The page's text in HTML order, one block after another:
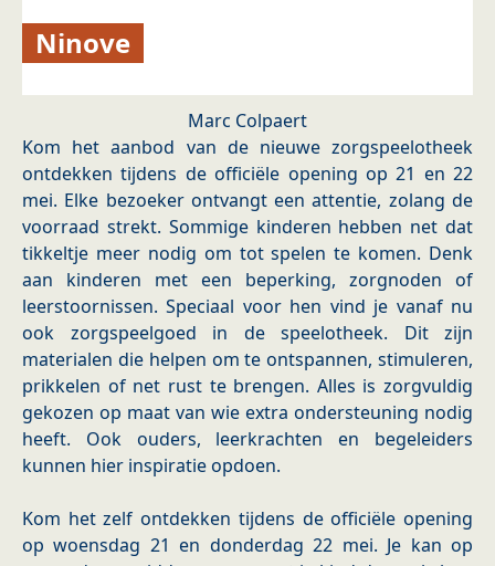
Ninove
Marc Colpaert
Kom het aanbod van de nieuwe zorgspeelotheek
ontdekken tijdens de officiële opening op 21 en 22
mei. Elke bezoeker ontvangt een attentie, zolang de
voorraad strekt. Sommige kinderen hebben net dat
tikkeltje meer nodig om tot spelen te komen. Denk
aan kinderen met een beperking, zorgnoden of
leerstoornissen. Speciaal voor hen vind je vanaf nu
ook zorgspeelgoed in de speelotheek. Dit zijn
materialen die helpen om te ontspannen, stimuleren,
prikkelen of net rust te brengen. Alles is zorgvuldig
gekozen op maat van wie extra ondersteuning nodig
heeft. Ook ouders, leerkrachten en begeleiders
kunnen hier inspiratie opdoen.
Kom het zelf ontdekken tijdens de officiële opening
op woensdag 21 en donderdag 22 mei. Je kan op